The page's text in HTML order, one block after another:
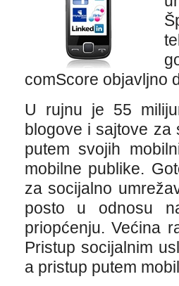
comScore objavljno
U rujnu je 55
blogove i sajtove za
putem svojih
mobilne publike.
za socijalno
posto u odnosu
priopćenju. Većina
Pristup socijalnim
a pristup putem